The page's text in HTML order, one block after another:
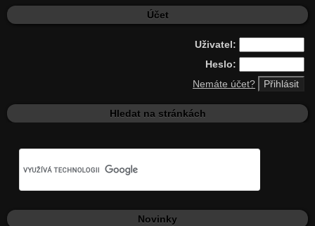
Účet
Uživatel:
Heslo:
Nemáte účet?
Hledat na stránkách
Novinky